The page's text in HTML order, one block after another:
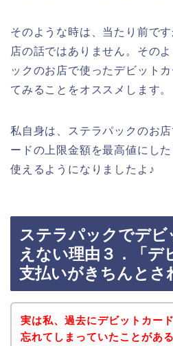
そのような時は、当たり前で
店の話ではありません。その
ックのお店で使ったデビット
てみることをオススメします。
私自身は、ステラパックのお
ードの上限金額を最高値にし
使えるようになりましたよ♪
ステラパックでデビ
えない理由３．「デ
支払いがきちんとさ
実は私、過去にデビットカー
忘れてしまっていたことがあ